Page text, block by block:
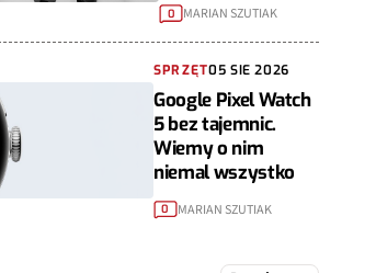
0 MARIAN SZUTIAK
SPRZĘT05 SIE 2026
Google Pixel Watch
5 bez tajemnic.
Wiemy o nim
niemal wszystko
0 MARIAN SZUTIAK